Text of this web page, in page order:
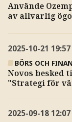
Använde
av allvarlig
2025-10-21 19:57
BÖRS OCH
Novos besked
"Strategi för
2025-09-18 12:07